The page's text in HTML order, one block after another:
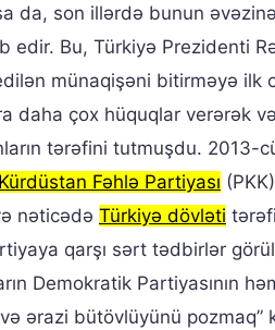
da, son illərdə bunun
Bu, Türkiyə Prezidenti
münaqişəni bitirməyə
daha çox hüquqlar verərək
tərəfini tutmuşdu. 2013-
Kürdüstan Fəhlə Partiyası
nəticədə Türkiyə dövləti
qarşı sərt tədbirlər
Demokratik Partiyasının
ərazi bütövlüyünü pozmaq”